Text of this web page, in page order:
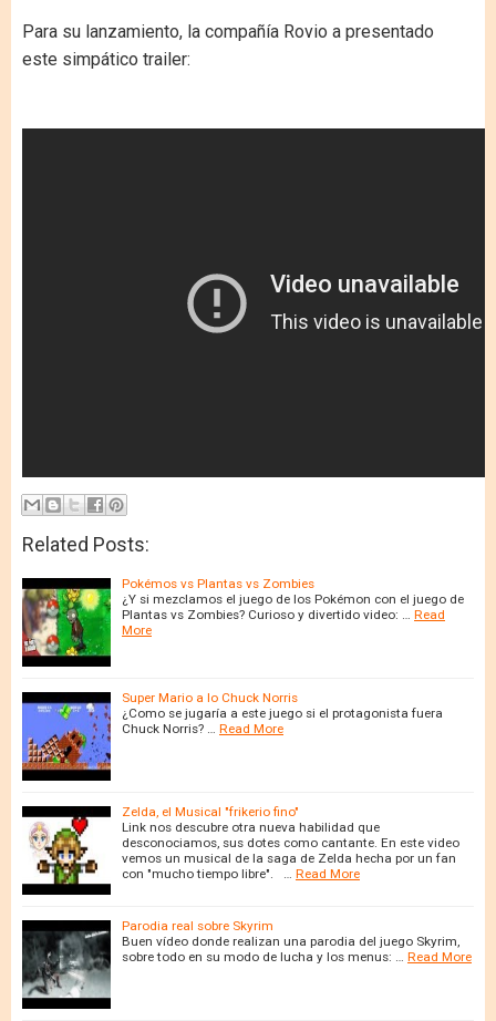
Para su lanzamiento, la compañía Rovio a presentado
este simpático trailer:
Related Posts:
Pokémos vs Plantas vs Zombies
¿Y si mezclamos el juego de los Pokémon con el juego de
Plantas vs Zombies? Curioso y divertido video: … Read
More
Super Mario a lo Chuck Norris
¿Como se jugaría a este juego si el protagonista fuera
Chuck Norris? … Read More
Zelda, el Musical "frikerio fino"
Link nos descubre otra nueva habilidad que
desconociamos, sus dotes como cantante. En este video
vemos un musical de la saga de Zelda hecha por un fan
con "mucho tiempo libre". … Read More
Parodia real sobre Skyrim
Buen vídeo donde realizan una parodia del juego Skyrim,
sobre todo en su modo de lucha y los menus: … Read More